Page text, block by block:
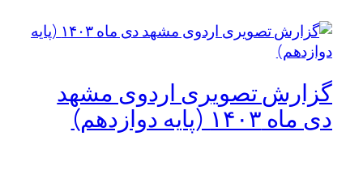
گزارش تصویری اردوی مشهد
دی ماه ۱۴۰۳ (پایه دوازدهم)